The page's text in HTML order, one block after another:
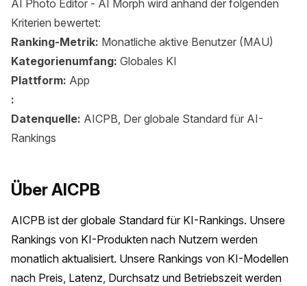
AI Photo Editor - AI Morph wird anhand der folgenden
Kriterien bewertet:
Ranking-Metrik: Monatliche aktive Benutzer (MAU)
Kategorienumfang: Globales KI
Plattform: App
:
Datenquelle: AICPB, Der globale Standard für AI-
Rankings
Über AICPB
AICPB ist der globale Standard für KI-Rankings. Unsere
Rankings von KI-Produkten nach Nutzern werden
monatlich aktualisiert. Unsere Rankings von KI-Modellen
nach Preis, Latenz, Durchsatz und Betriebszeit werden